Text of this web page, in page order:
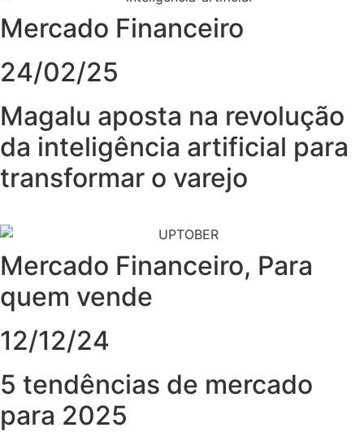
Mercado Financeiro
24/02/25
Magalu aposta na revolução
da inteligência artificial para
transformar o varejo
Mercado Financeiro, Para
quem vende
12/12/24
5 tendências de mercado
para 2025